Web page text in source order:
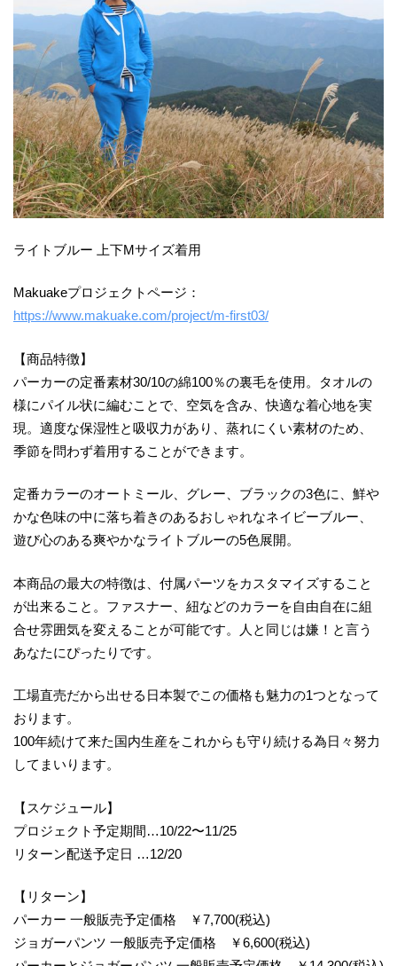
ライトブルー 上下Mサイズ着用
Makuakeプロジェクトページ：
https://www.makuake.com/project/m-first03/
【商品特徴】
パーカーの定番素材30/10の綿100％の裏毛を使用。タオルの
様にパイル状に編むことで、空気を含み、快適な着心地を実
現。適度な保湿性と吸収力があり、蒸れにくい素材のため、
季節を問わず着用することができます。
定番カラーのオートミール、グレー、ブラックの3色に、鮮や
かな色味の中に落ち着きのあるおしゃれなネイビーブルー、
遊び心のある爽やかなライトブルーの5色展開。
本商品の最大の特徴は、付属パーツをカスタマイズすること
が出来ること。ファスナー、紐などのカラーを自由自在に組
合せ雰囲気を変えることが可能です。人と同じは嫌！と言う
あなたにぴったりです。
工場直売だから出せる日本製でこの価格も魅力の1つとなって
おります。
100年続けて来た国内生産をこれからも守り続ける為日々努力
してまいります。
【スケジュール】
プロジェクト予定期間…10/22〜11/25
リターン配送予定日 …12/20
【リターン】
パーカー 一般販売予定価格 ￥7,700(税込)
ジョガーパンツ 一般販売予定価格 ￥6,600(税込)